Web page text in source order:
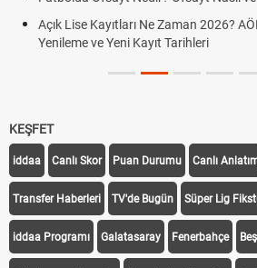
Açık Lise Kayıtları Ne Zaman 2026?
Yenileme ve Yeni Kayıt Tarihleri
KEŞFET
iddaa Canlı Skor Puan Durumu Canlı
Transfer Haberleri TV'de Bugün Süper Lig
iddaa Programı Galatasaray Fenerbahçe